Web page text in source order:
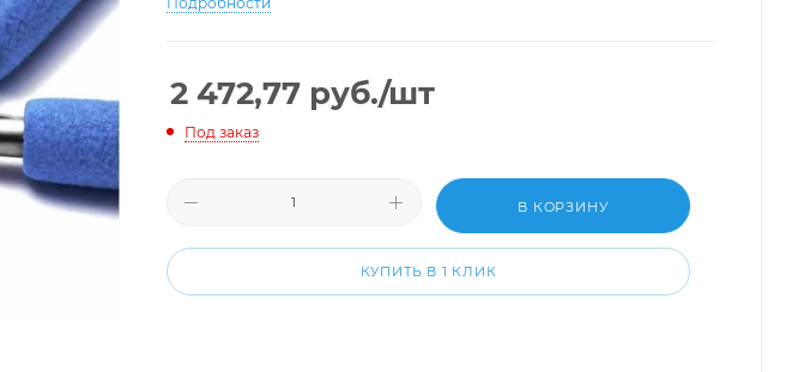
2 472,77 руб./шт
Под заказ
В КОРЗИНУ
КУПИТЬ В 1 КЛИК